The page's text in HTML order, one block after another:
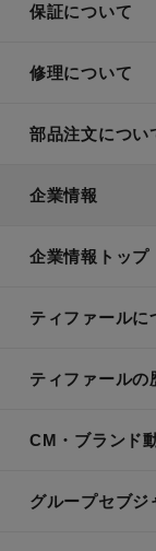
保証について
修理について
部品注文につい
企業情報
企業情報トップ
ティファールに
ティファールの
CM・ブランド
グループセブジ